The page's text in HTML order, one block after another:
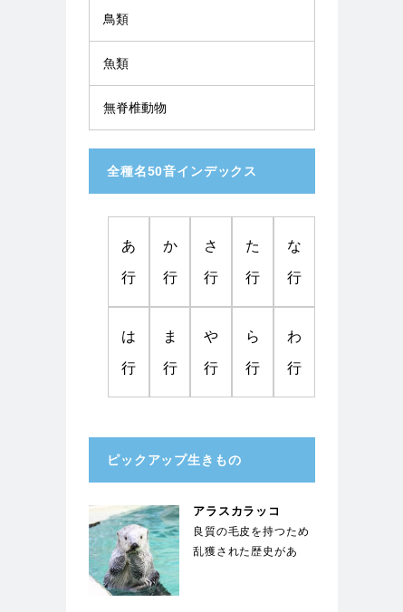
鳥類
魚類
無脊椎動物
全種名50音インデックス
あ
行
か
行
さ
行
た
行
な
行
は
行
ま
行
や
行
ら
行
わ
行
ピックアップ生きもの
アラスカラッコ
良質の毛皮を持つため
乱獲された歴史があ